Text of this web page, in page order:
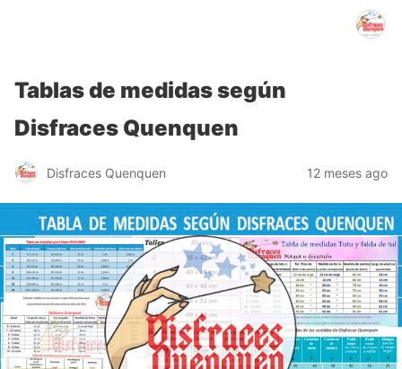
Tablas de medidas según
Disfraces Quenquen
Disfraces Quenquen 12 meses ago